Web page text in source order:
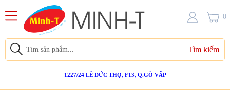
Tìm kiếm
1227/24 LÊ ĐỨC THỌ, F13, Q.GÒ VẤP
0